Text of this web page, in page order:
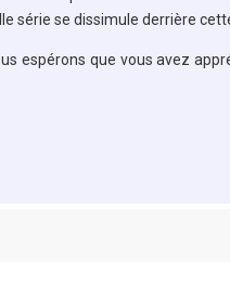
série se dissimule derrière
espérons que vous avez